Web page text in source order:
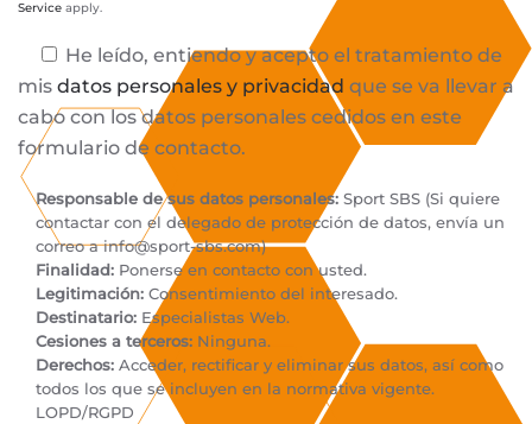
Service apply.
He leído, entiendo y acepto el tratamiento de
mis datos personales y privacidad que se va llevar a
cabo con los datos personales cedidos en este
formulario de contacto.
Responsable de sus datos personales: Sport SBS (Si quiere
contactar con el delegado de protección de datos, envía un
correo ainfo@sport-sbs.com)
Finalidad: Ponerse en contacto con usted.
Legitimación: Consentimiento del interesado.
Destinatario: Especialistas Web.
Cesiones a terceros: Ninguna.
Derechos: Acceder, rectificar y eliminar sus datos, así como
todos los que se incluyen en la normativa vigente.
LOPD/RGPD